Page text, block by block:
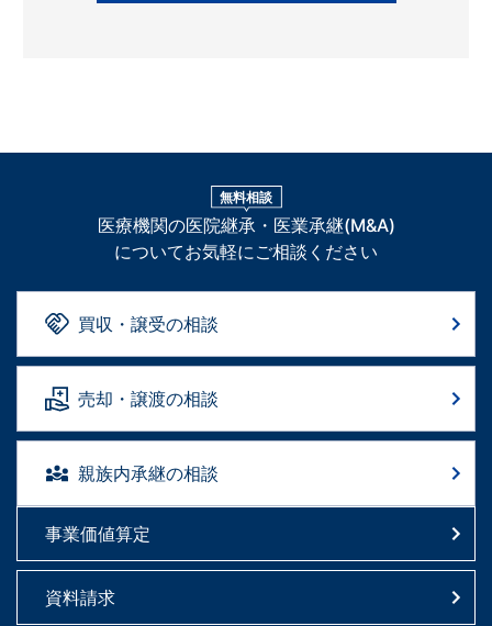
無料相談
医療機関の医院継承・医業承継(M&A)
についてお気軽にご相談ください
買収・譲受の相談
売却・譲渡の相談
親族内承継の相談
事業価値算定
資料請求